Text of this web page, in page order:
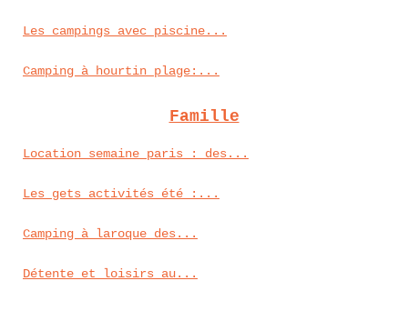
Les campings avec piscine...
Camping à hourtin plage:...
Famille
Location semaine paris : des...
Les gets activités été :...
Camping à laroque des...
Détente et loisirs au...